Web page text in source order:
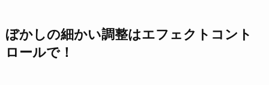
ぼかしの細かい調整はエフェクトコント
ロールで！